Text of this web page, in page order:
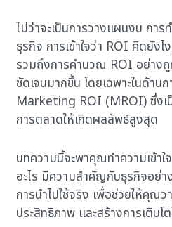
ไม่ว่าจะเป็นการวางแผนงบ กา
ธุรกิจ การเข้าใจว่า ROI คิดยัง
รวมถึงการคำนวณ ROI อย่างถู
ชัดเจนมากขึ้น โดยเฉพาะในด้าน
Marketing ROI (MROI) ซึ่ง
การตลาดให้เกิดผลลัพธ์สูงสุด
บทความนี้จะพาคุณทำความเข้า
อะไร มีความสำคัญกับธุรกิจอย่
การนำไปใช้จริง เพื่อช่วยให้คุณ
ประสิทธิภาพ และสร้างการเติบโ